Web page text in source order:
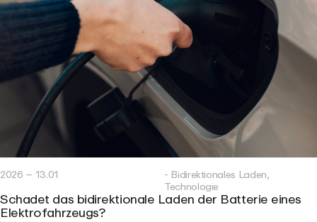
2026 – 13.01 - Bidirektionales Laden,
Technologie
Schadet das bidirektionale Laden der Batterie eines
Elektrofahrzeugs?